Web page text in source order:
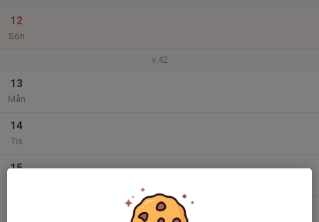
12
Sön
v.42
13
Mån
14
Tis
15